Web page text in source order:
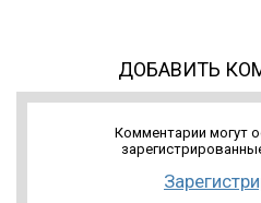
ДОБАВИТЬ
Комментарии могут